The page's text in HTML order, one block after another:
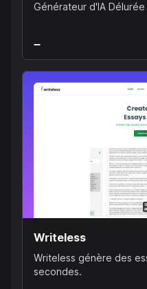
Générateur d'IA Délurée
Writeless
Writeless génère des
secondes.